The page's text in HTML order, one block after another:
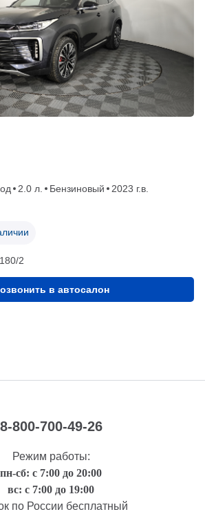
2.0 л. Бензиновый
2023 г.в.
2
в автосалон
8-800-700-49-26
Режим работы:
пн-сб: с 7:00 до 20:00
вс: с 7:00 до 19:00
по России бесплатный